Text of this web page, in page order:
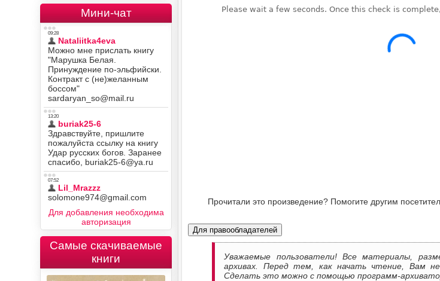
Прочитали это произведение? Помогите другим
Для правообладателей
Уважаемые пользователи! Все материалы,
архивах. Перед тем, как начать чтение, Вам
Сделать это можно с помощью программ-
Мини-чат
Для добавления необходима
авторизация
Самые скачиваемые
книги